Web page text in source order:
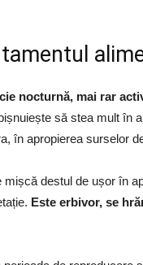
nocturnă, mai rar
să stea mult în
în apropierea surselor
destul de ușor în
Este erbivor, se